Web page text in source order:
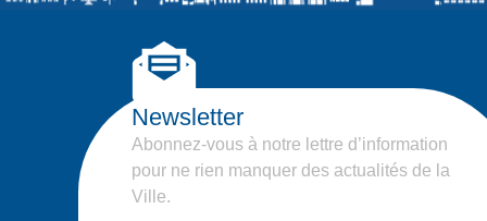
Newsletter
Abonnez-vous à notre lettre d’information
pour ne rien manquer des actualités de la
Ville.